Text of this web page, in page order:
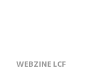
WEBZINE LCF